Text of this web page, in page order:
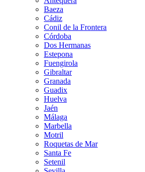
Baeza
Cádiz
Conil de la Frontera
Córdoba
Dos Hermanas
Estepona
Fuengirola
Gibraltar
Granada
Guadix
Huelva
Jaén
Málaga
Marbella
Motril
Roquetas de Mar
Santa Fe
Setenil